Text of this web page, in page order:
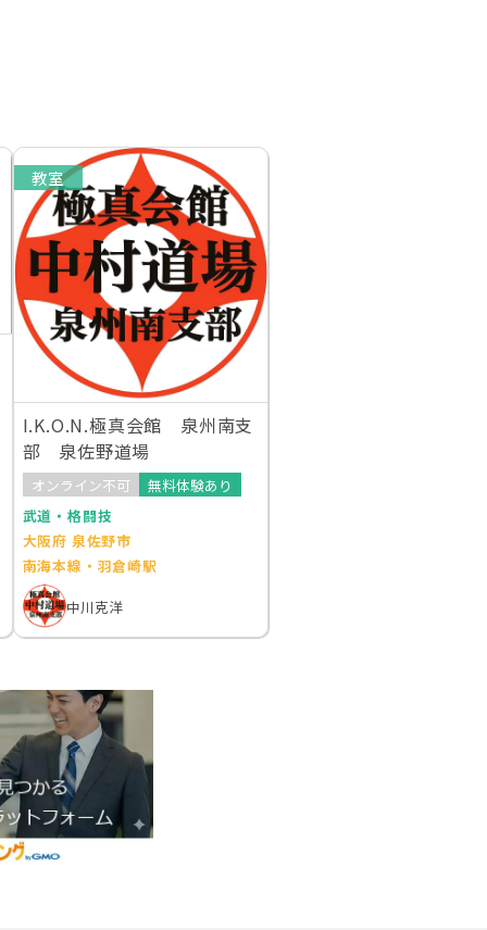
教室
I.K.O.N.極真会館 泉州南支
部 泉佐野道場
オンライン不可
無料体験あり
武道・格闘技
大阪府 泉佐野市
南海本線・羽倉崎駅
中川克洋